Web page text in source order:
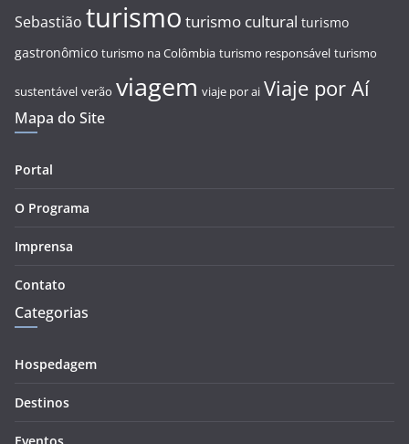
Sebastião turismo turismo cultural turismo
gastronômico turismo na Colômbia turismo responsável turismo
sustentável verão viagem viaje por ai Viaje por Aí
Mapa do Site
Portal
O Programa
Imprensa
Contato
Categorias
Hospedagem
Destinos